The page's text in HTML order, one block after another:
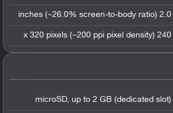
2.0 inches (~26.0% screen-to-body ratio)
240 x 320 pixels (~200 ppi pixel density)
microSD, up to 2 GB (dedicated slot)